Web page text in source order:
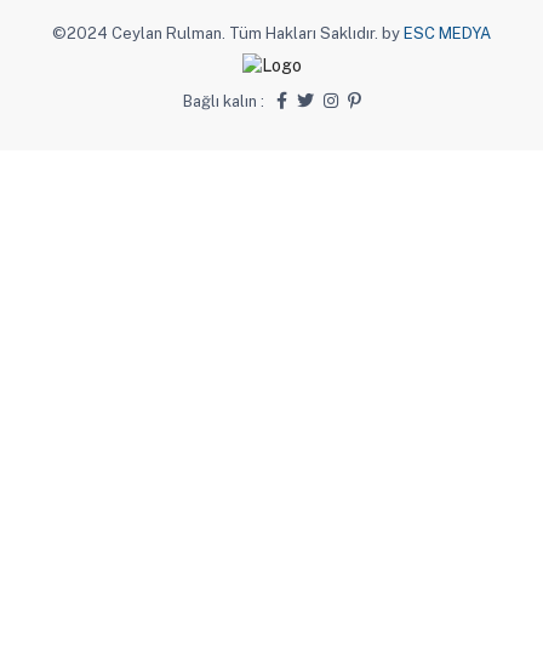
©2024 Ceylan Rulman. Tüm Hakları Saklıdır. by ESC MEDYA
Bağlı kalın :